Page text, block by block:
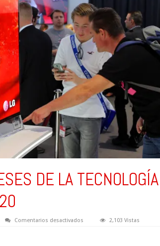
DE LA TECNOLOGÍA
Comentarios desactivadosen
2,103 Vistas